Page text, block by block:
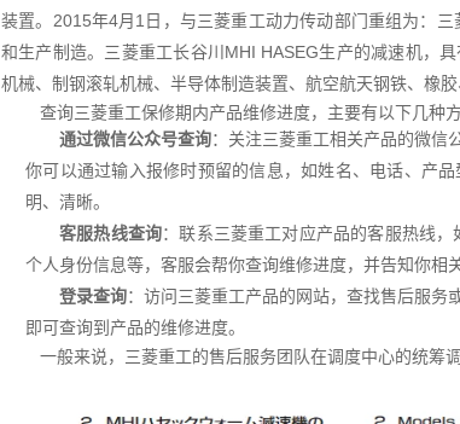
装置。2015年4月1日，与三菱重工动力传动部门重组为：
和生产制造。三菱重工长谷川MHI HASEG生产的减速机，
机械、制钢滚轧机械、半导体制造装置、航空航天钢铁、橡胶
查询三菱重工保修期内产品维修进度，主要有以下几种方
通过微信公众号查询：关注三菱重工相关产品的微信
你可以通过输入报修时预留的信息，如姓名、电话、产
明、清晰。
客服热线查询：联系三菱重工对应产品的客服热线
个人身份信息等，客服会帮你查询维修进度，并告知你相
登录查询：访问三菱重工产品的网站，查找售后服务
即可查询到产品的维修进度。
一般来说，三菱重工的售后服务团队在调度中心的统筹